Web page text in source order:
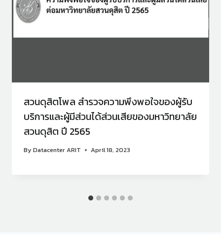
สวนดุสิตโพล สำรวจความพึงพอใจของผู้รับ
บริการและผู้มีส่วนได้ส่วนเสียของมหาวิทยาลัย
สวนดุสิต ปี 2565
ByDatacenter ARIT April 18, 2023